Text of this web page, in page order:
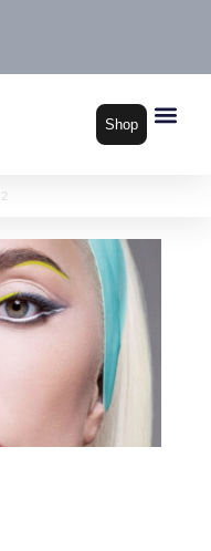
Shop